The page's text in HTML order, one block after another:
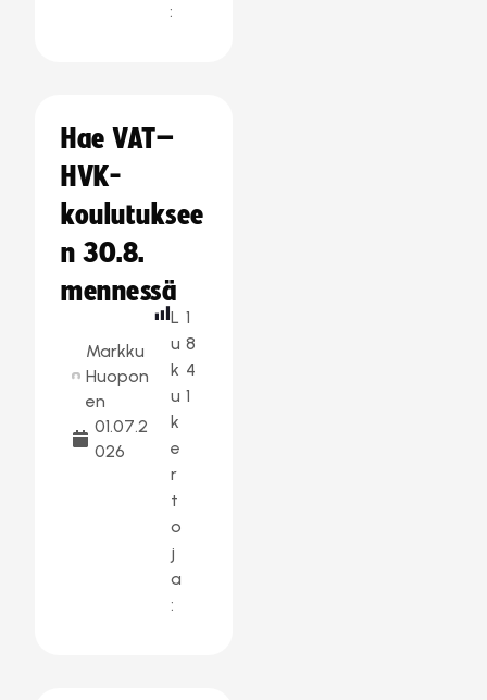
:
Hae VAT–
HVK-
koulutuksee
n 30.8.
mennessä
Markku
Huopon
en
01.07.2
026
L
u
k
u
k
e
r
t
o
j
a
:
1
8
4
1